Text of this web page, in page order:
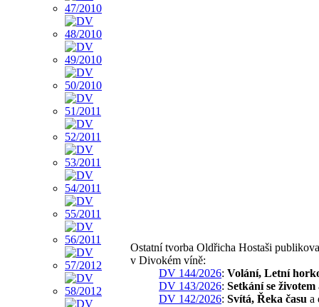
Ostatní tvorba Oldřicha Hostaši
v Divokém víně:
DV 144/2026: Volání, Letní
DV 143/2026: Setkání se životem
DV 142/2026: Svítá, Řeka času a